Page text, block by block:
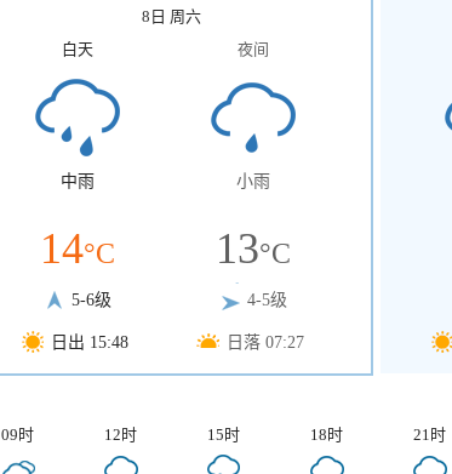
8日 周六
白天
中雨
14°C
5-6级
日出 15:48
夜间
小雨
13°C
4-5级
日落 07:27
09时 12时 15时 18时 21时